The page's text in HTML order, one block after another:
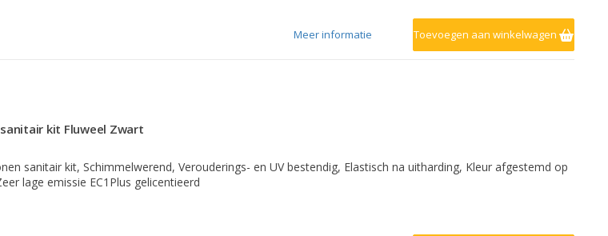
Toevoegen aan winkelwagen
Meer informatie
kit Fluweel Zwart
sanitair kit, Schimmelwerend, Verouderings- en UV bestendig, Elastisch na uitharding, Kleur afgestemd op
lage emissie EC1Plus gelicentieerd